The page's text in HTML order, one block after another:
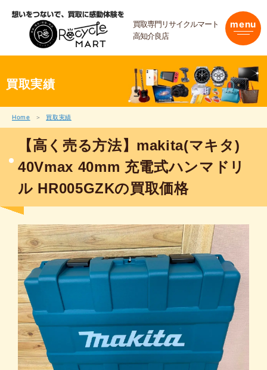
買取専門リサイクルマート
高知介良店
menu
買取実績
Home 買取実績
【高く売る方法】makita(マキタ)
40Vmax 40mm 充電式ハンマドリ
ル HR005GZKの買取価格